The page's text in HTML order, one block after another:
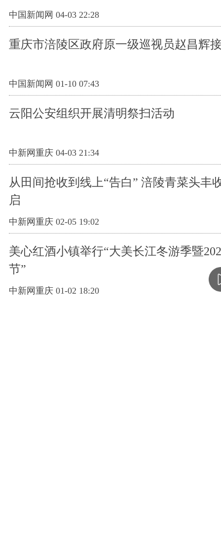
中国新闻网 04-03 22:28
重庆市涪陵区政府原一级巡视员赵昌辉
中国新闻网 01-10 07:43
云阳公安组织开展清明祭扫活动
中新网重庆 04-03 21:34
从田间抢收到线上“告白” 涪陵青菜头丰
启
中新网重庆 02-05 19:02
美心红酒小镇举行“大美长江冬游季暨
节”
中新网重庆 01-02 18:20